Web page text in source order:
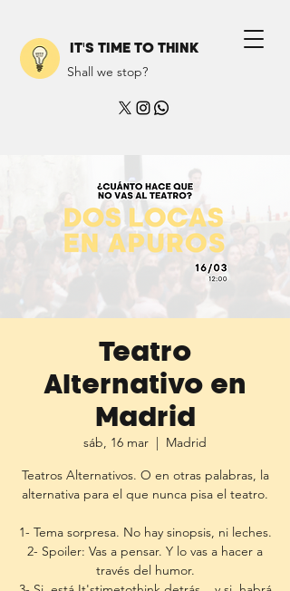
IT'S TIME TO THINK
Shall we stop?
Teatro
Alternativo en
Madrid
sáb, 16 mar
  |
Madrid
Teatros Alternativos. O en otras palabras, la
alternativa para el que nunca pisa el teatro.
1- Tema sorpresa. No hay sinopsis, ni leches.
2- Spoiler: Vas a pensar. Y lo vas a hacer a
través del humor.